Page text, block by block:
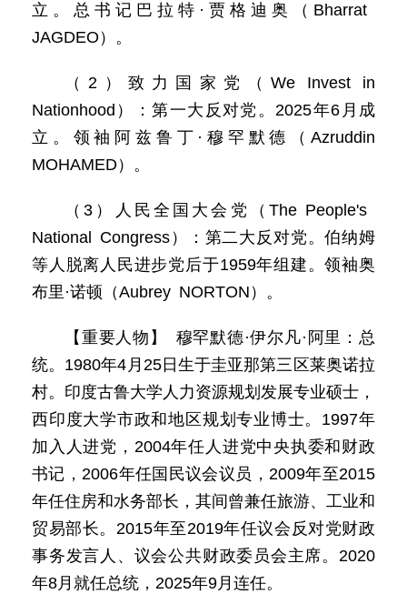
立。总书记巴拉特·贾格迪奥（Bharrat
JAGDEO）。
（2）致力国家党（We Invest in
Nationhood）：第一大反对党。2025年6月成
立。领袖阿兹鲁丁·穆罕默德（Azruddin
MOHAMED）。
（3）人民全国大会党（The People's
National Congress）：第二大反对党。伯纳姆
等人脱离人民进步党后于1959年组建。领袖奥
布里·诺顿（Aubrey NORTON）。
【重要人物】 穆罕默德·伊尔凡·阿里：总
统。1980年4月25日生于圭亚那第三区莱奥诺拉
村。印度古鲁大学人力资源规划发展专业硕士，
西印度大学市政和地区规划专业博士。1997年
加入人进党，2004年任人进党中央执委和财政
书记，2006年任国民议会议员，2009年至2015
年任住房和水务部长，其间曾兼任旅游、工业和
贸易部长。2015年至2019年任议会反对党财政
事务发言人、议会公共财政委员会主席。2020
年8月就任总统，2025年9月连任。